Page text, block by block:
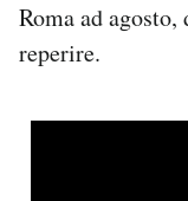
Roma ad
reperire.